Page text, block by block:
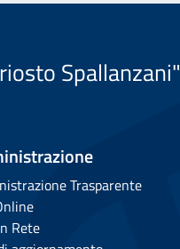
Spallanzani"
Trasparente
Rete